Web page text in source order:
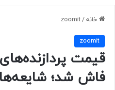
خانه /
zoomit
zoomit
فاش شد؛